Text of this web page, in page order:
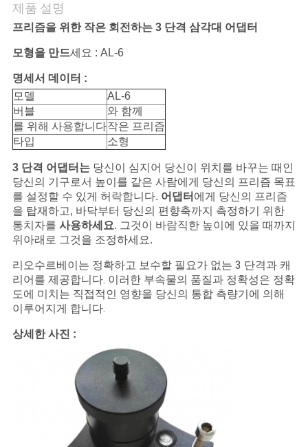
인
용
문
을
요
구
하
세
요
사
이
트
제품 설명
프리즘을 위한 작은 회전하는 3 단격 삼각대 어댑터
모형을 만드세요 : AL-6
명세서 데이터 :
모델
AL-6
버블
와 함께
를 위해 사용합니다작은 프리즘
타입
소형
3 단격 어댑터는당신이 심지어 당신이 위치를 바꾸는 때인
당신의 기구로서 높이를 같은 사람에게 당신의 프리즘 목표
를 설정할 수 있게 허락합니다. 어댑터 에게 당신의 프리즘
을 탑재하고, 바닥부터 당신의 편향축까지 측정하기 위한
통치자를 사용하세요. 그것이 바람직한 높이에 있을 때까지
위아래로 그것을 조정하세요.
리오수르베이는 정확하고 보수할 필요가 없는 3 단격과 캐
리어를 제공합니다. 이러한 부속물의 품질과 정확성은 정확
도에 미치는 직접적인 영향을 당신의 통합 측량기에 의해
이루어지게 합니다.
상세한 사진 :